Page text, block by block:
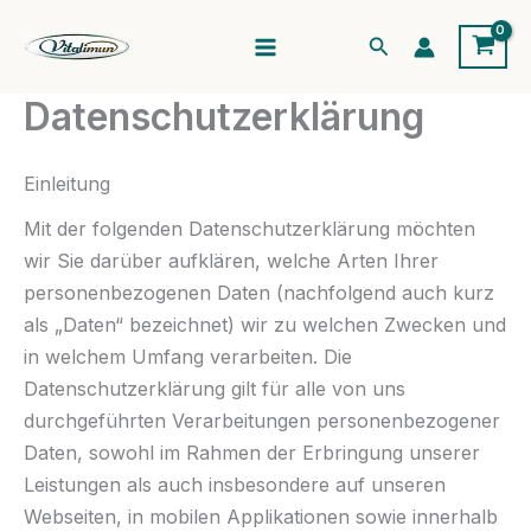
Inhalt
Suchen
Datenschutzerklärung
Einleitung
Mit der folgenden Datenschutzerklärung möchten
wir Sie darüber aufklären, welche Arten Ihrer
personenbezogenen Daten (nachfolgend auch kurz
als „Daten“ bezeichnet) wir zu welchen Zwecken und
in welchem Umfang verarbeiten. Die
Datenschutzerklärung gilt für alle von uns
durchgeführten Verarbeitungen personenbezogener
Daten, sowohl im Rahmen der Erbringung unserer
Leistungen als auch insbesondere auf unseren
Webseiten, in mobilen Applikationen sowie innerhalb